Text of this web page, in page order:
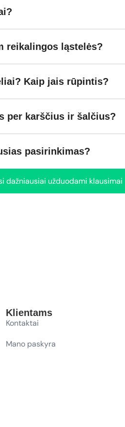
reikalingos ląstelės?
Kaip jais rūpintis?
per karščius ir šalčius?
pasirinkimas?
dažniausiai užduodami klausimai
Klientams
Kontaktai
Mano paskyra